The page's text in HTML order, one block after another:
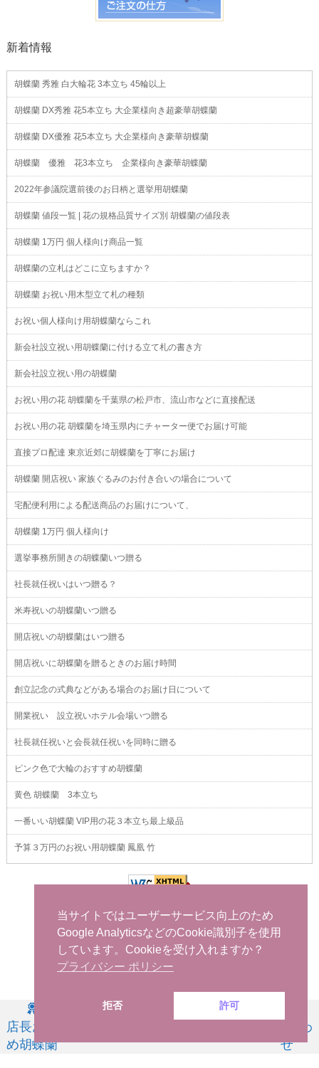
新着情報
胡蝶蘭 秀雅 白大輪花 3本立ち 45輪以上
胡蝶蘭 DX秀雅 花5本立ち 大企業様向き超豪華胡蝶蘭
胡蝶蘭 DX優雅 花5本立ち 大企業様向き豪華胡蝶蘭
胡蝶蘭 優雅 花3本立ち 企業様向き豪華胡蝶蘭
2022年参議院選前後のお日柄と選挙用胡蝶蘭
胡蝶蘭 値段一覧 | 花の規格品質サイズ別 胡蝶蘭の値段表
胡蝶蘭 1万円 個人様向け商品一覧
胡蝶蘭の立札はどこに立ちますか？
胡蝶蘭 お祝い用木型立て札の種類
お祝い個人様向け用胡蝶蘭ならこれ
新会社設立祝い用胡蝶蘭に付ける立て札の書き方
新会社設立祝い用の胡蝶蘭
お祝い用の花 胡蝶蘭を千葉県の松戸市、流山市などに直接配送
お祝い用の花 胡蝶蘭を埼玉県内にチャーター便でお届け可能
直接プロ配達 東京近郊に胡蝶蘭を丁寧にお届け
胡蝶蘭 開店祝い 家族ぐるみのお付き合いの場合について
宅配便利用による配送商品のお届けについて、
胡蝶蘭 1万円 個人様向け
選挙事務所開きの胡蝶蘭いつ贈る
社長就任祝いはいつ贈る？
米寿祝いの胡蝶蘭いつ贈る
開店祝いの胡蝶蘭はいつ贈る
開店祝いに胡蝶蘭を贈るときのお届け時間
創立記念の式典などがある場合のお届け日について
開業祝い 設立祝いホテル会場いつ贈る
社長就任祝いと会長就任祝いを同時に贈る
ピンク色で大輪のおすすめ胡蝶蘭
黄色 胡蝶蘭 3本立ち
一番いい胡蝶蘭 VIP用の花３本立ち最上級品
予算３万円のお祝い用胡蝶蘭 鳳凰 竹
胡蝶蘭販売Net FAXでお申し込み-問い合わせ-海外から日本
祝い花 -開店祝い用の花-社長就任祝い 胡蝶蘭-事務所移転祝い 胡蝶蘭-誕生日
店長お薦
め胡蝶蘭
問い合わ
せ
当サイトではユーザーサービス向上のため
Google AnalyticsなどのCookie識別子を使用
しています。Cookieを受け入れますか？
プライバシー ポリシー
拒否 許可